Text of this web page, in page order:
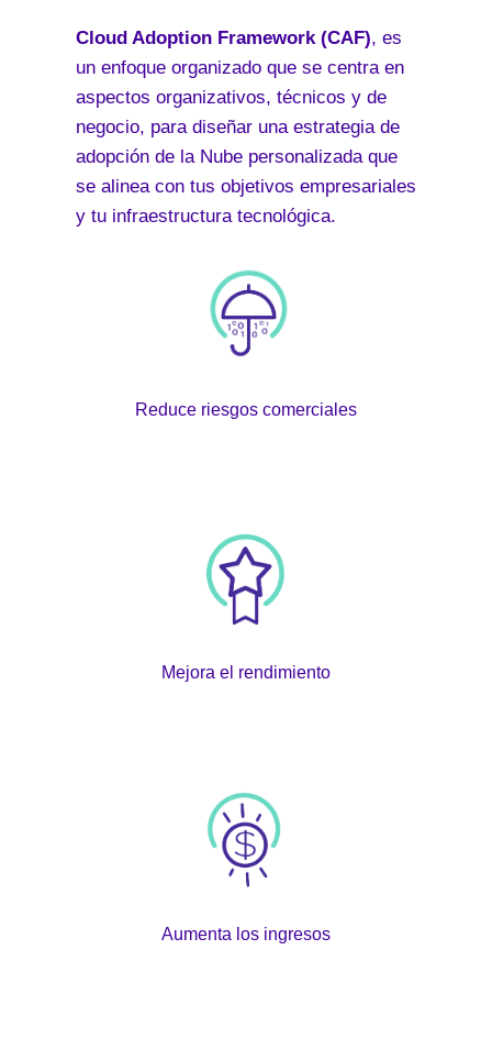
Cloud Adoption Framework (CAF), es
un enfoque organizado que se centra en
aspectos organizativos, técnicos y de
negocio, para diseñar una estrategia de
adopción de la Nube personalizada que
se alinea con tus objetivos empresariales
y tu infraestructura tecnológica.
Reduce riesgos comerciales
Mejora el rendimiento
Aumenta los ingresos